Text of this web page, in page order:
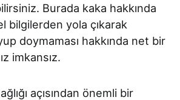
Burada kaka hakkında
bilgilerden yola çıkarak
doymaması hakkında net bir
imkansız.
açısından önemli bir